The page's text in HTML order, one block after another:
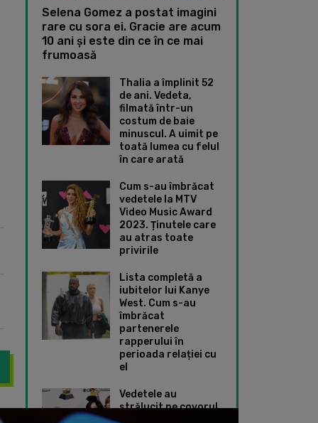
Selena Gomez a postat imagini
rare cu sora ei. Gracie are acum
10 ani și este din ce în ce mai
frumoasă
Thalia a împlinit 52
de ani. Vedeta,
filmată într-un
costum de baie
minuscul. A uimit pe
toată lumea cu felul
în care arată
Cum s-au îmbrăcat
vedetele la MTV
Video Music Award
2023. Ținutele care
au atras toate
privirile
Lista completă a
iubitelor lui Kanye
West. Cum s-au
îmbrăcat
partenerele
rapperului în
perioada relației cu
el
Vedetele au
strălucit pe covorul
roșu de la Premiile
au ieșit în evidență în ultima săptămână. Alexandra